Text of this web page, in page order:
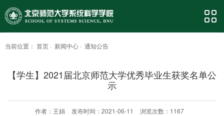
当前位置： 首页 · 新闻中心 · 通知公告
【学生】2021届北京师范大学优秀毕业生获奖名单公
示
作者：王娟 发布时间：2021-06-11 浏览次数： 1167